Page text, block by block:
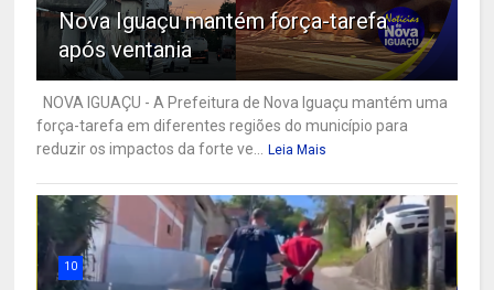
Nova Iguaçu mantém força-tarefa
após ventania
NOVA IGUAÇU - A Prefeitura de Nova Iguaçu mantém uma
força-tarefa em diferentes regiões do município para
reduzir os impactos da forte ve...
Leia Mais
10